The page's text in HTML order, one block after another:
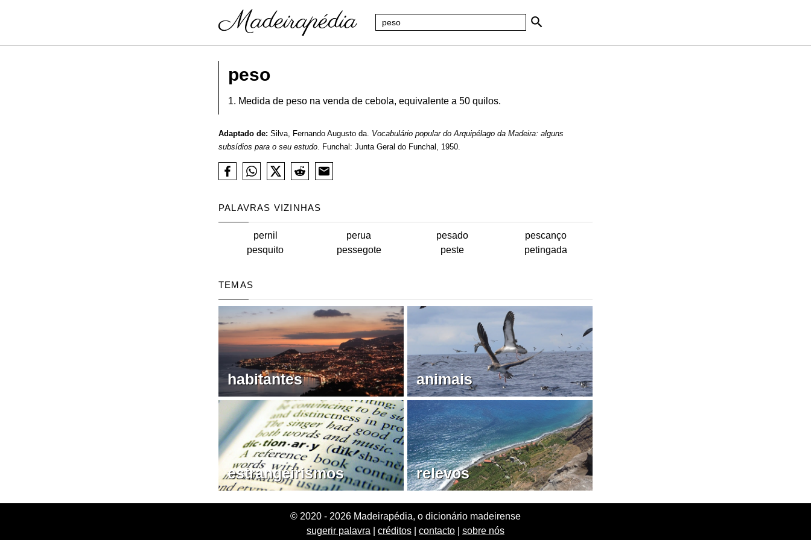
peso
1. Medida de peso na venda de cebola, equivalente a 50 quilos.
Adaptado de: Silva, Fernando Augusto da. Vocabulário popular do Arquipélago da Madeira: alguns
subsídios para o seu estudo. Funchal: Junta Geral do Funchal, 1950.
PALAVRAS VIZINHAS
pernil perua pesado
pescanço
pesquito
pessegote peste petingada
TEMAS
habitantes animais
estrangeirismos relevos
© 2020 - 2026 Madeirapédia, o dicionário madeirense
sugerir palavra
créditos contacto sobre nós